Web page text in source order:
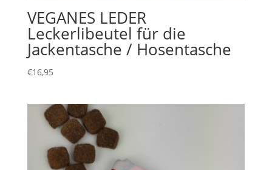
VEGANES LEDER
Leckerlibeutel für die
Jackentasche / Hosentasche
€16,95